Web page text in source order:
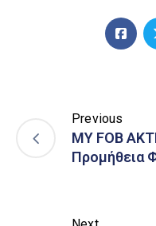
Previous
ΜΥ FOB
Προμήθεια